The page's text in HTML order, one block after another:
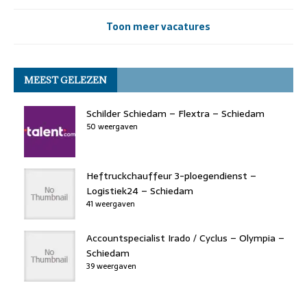
Toon meer vacatures
MEEST GELEZEN
Schilder Schiedam – Flextra – Schiedam
50 weergaven
Heftruckchauffeur 3-ploegendienst –
Logistiek24 – Schiedam
41 weergaven
Accountspecialist Irado / Cyclus – Olympia –
Schiedam
39 weergaven